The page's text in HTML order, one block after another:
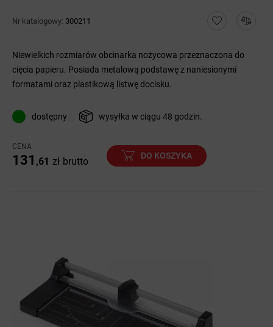
Nr katalogowy: 300211
Niewielkich rozmiarów obcinarka nożycowa przeznaczona do
cięcia papieru. Posiada metalową podstawę z naniesionymi
formatami oraz plastikową listwę docisku.
dostępny wysyłka w ciągu 48 godzin.
CENA
131 ,61 zł brutto
DO KOSZYKA